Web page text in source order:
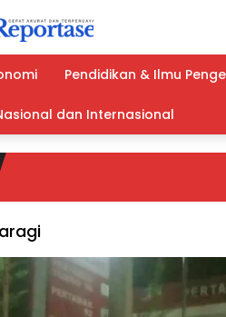
Pendidikan & Ilmu
dan Internasional